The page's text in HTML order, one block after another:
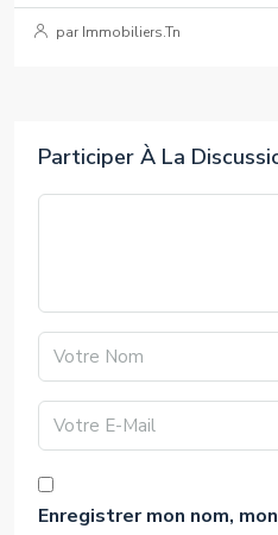
par Immobiliers.Tn
Participer À La
Enregistrer mon nom,